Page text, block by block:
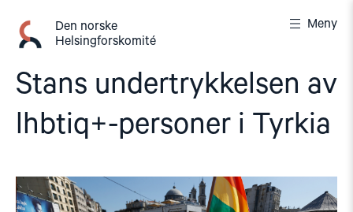
innhold
Den norske
Helsingforskomité
Meny
Stans undertrykkelsen av
lhbtiq+-personer i Tyrkia